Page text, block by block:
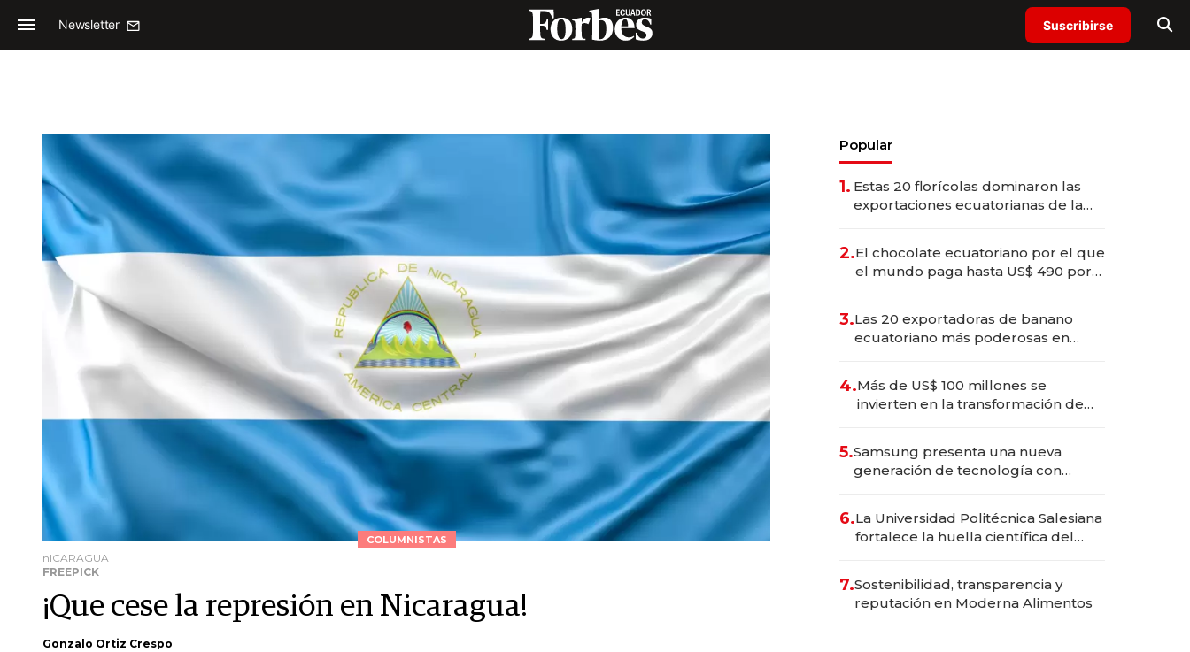
Newsletter Suscribirse
COLUMNISTAS
nICARAGUA
FREEPICK
¡Que cese la represión en Nicaragua!
Gonzalo Ortiz Crespo
Popular
1. Estas 20 florícolas dominaron las
exportaciones ecuatorianas de la
2.El chocolate ecuatoriano por el que
el mundo paga hasta US$ 490 por
3.Las 20 exportadoras de banano
ecuatoriano más poderosas en
4.Más de US$ 100 millones se
invierten en la transformación de
5.Samsung presenta una nueva
generación de tecnología con
6.La Universidad Politécnica Salesiana
fortalece la huella científica del
7.Sostenibilidad, transparencia y
reputación en Moderna Alimentos